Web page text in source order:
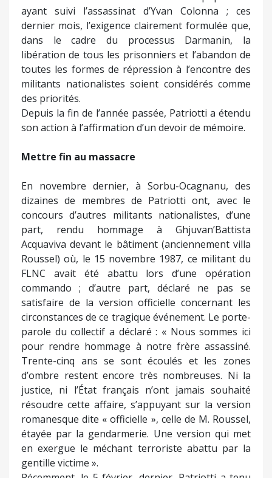
ayant suivi l’assassinat d’Yvan Colonna ; ces
dernier mois, l’exigence clairement formulée que,
dans le cadre du processus Darmanin, la
libération de tous les prisonniers et l’abandon de
toutes les formes de répression à l’encontre des
militants nationalistes soient considérés comme
des priorités.
Depuis la fin de l’année passée, Patriotti a étendu
son action à l’affirmation d’un devoir de mémoire.
Mettre fin au massacre
En novembre dernier, à Sorbu-Ocagnanu, des
dizaines de membres de Patriotti ont, avec le
concours d’autres militants nationalistes, d’une
part, rendu hommage à Ghjuvan’Battista
Acquaviva devant le bâtiment (anciennement villa
Roussel) où, le 15 novembre 1987, ce militant du
FLNC avait été abattu lors d’une opération
commando ; d’autre part, déclaré ne pas se
satisfaire de la version officielle concernant les
circonstances de ce tragique événement. Le porte-
parole du collectif a déclaré : « Nous sommes ici
pour rendre hommage à notre frère assassiné.
Trente-cinq ans se sont écoulés et les zones
d’ombre restent encore très nombreuses. Ni la
justice, ni l’État français n’ont jamais souhaité
résoudre cette affaire, s’appuyant sur la version
romanesque dite « officielle », celle de M. Roussel,
étayée par la gendarmerie. Une version qui met
en exergue le méchant terroriste abattu par la
gentille victime ».